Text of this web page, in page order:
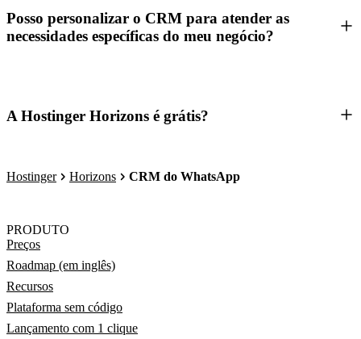
Posso personalizar o CRM para atender as
necessidades específicas do meu negócio?
A Hostinger Horizons é grátis?
Hostinger Horizons CRM do WhatsApp
PRODUTO
Preços
Roadmap (em inglês)
Recursos
Plataforma sem código
Lançamento com 1 clique